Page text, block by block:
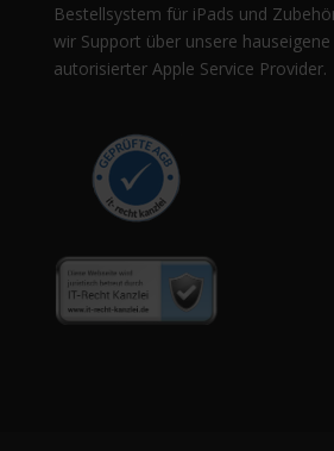
Bestellsystem für iPads und
wir Support über unsere
autorisierter Apple Service Provider.